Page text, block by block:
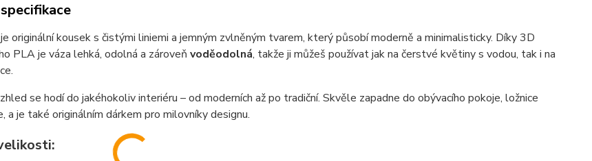
originální kousek s čistými liniemi a jemným zvlněným tvarem, který působí moderně a minimalisticky. Díky 3D
PLA je váza lehká, odolná a zároveň voděodolná, takže ji můžeš používat jak na čerstvé květiny s vodou, tak i na
se hodí do jakéhokoliv interiéru – od moderních až po tradiční. Skvěle zapadne do obývacího pokoje, ložnice
a je také originálním dárkem pro milovníky designu.